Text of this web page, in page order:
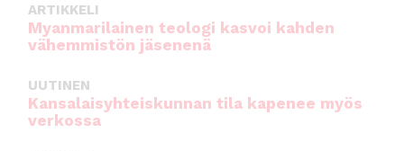
ARTIKKELI
Myanmarilainen teologi kasvoi kahden
vähemmistön jäsenenä
UUTINEN
Kansalaisyhteiskunnan tila kapenee myös
verkossa